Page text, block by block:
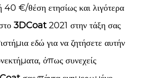
€/θέση ετησίως και λιγότερα
3DCoat2021 στην τάξη σας
εδώ για να ζητήσετε αυτήν
όπως συνεχείς